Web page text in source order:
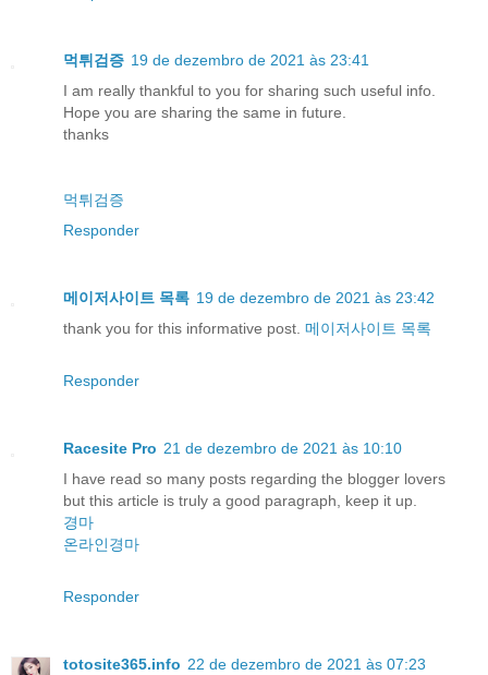
먹튀검증 19 de dezembro de 2021 às 23:41
I am really thankful to you for sharing such useful info.
Hope you are sharing the same in future.
thanks
먹튀검증
Responder
메이저사이트 목록 19 de dezembro de 2021 às 23:42
thank you for this informative post. 메이저사이트 목록
Responder
Racesite Pro 21 de dezembro de 2021 às 10:10
I have read so many posts regarding the blogger lovers
but this article is truly a good paragraph, keep it up.
경마
온라인경마
Responder
totosite365.info 22 de dezembro de 2021 às 07:23